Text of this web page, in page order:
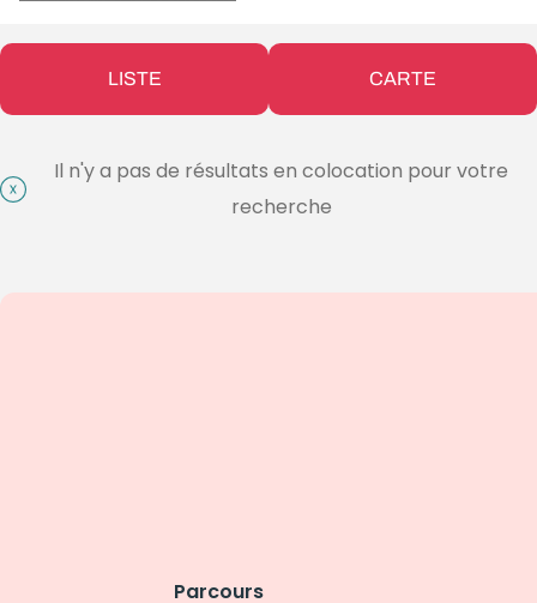
LISTE CARTE
Il n'y a pas de résultats en colocation pour votre
recherche
Parcours